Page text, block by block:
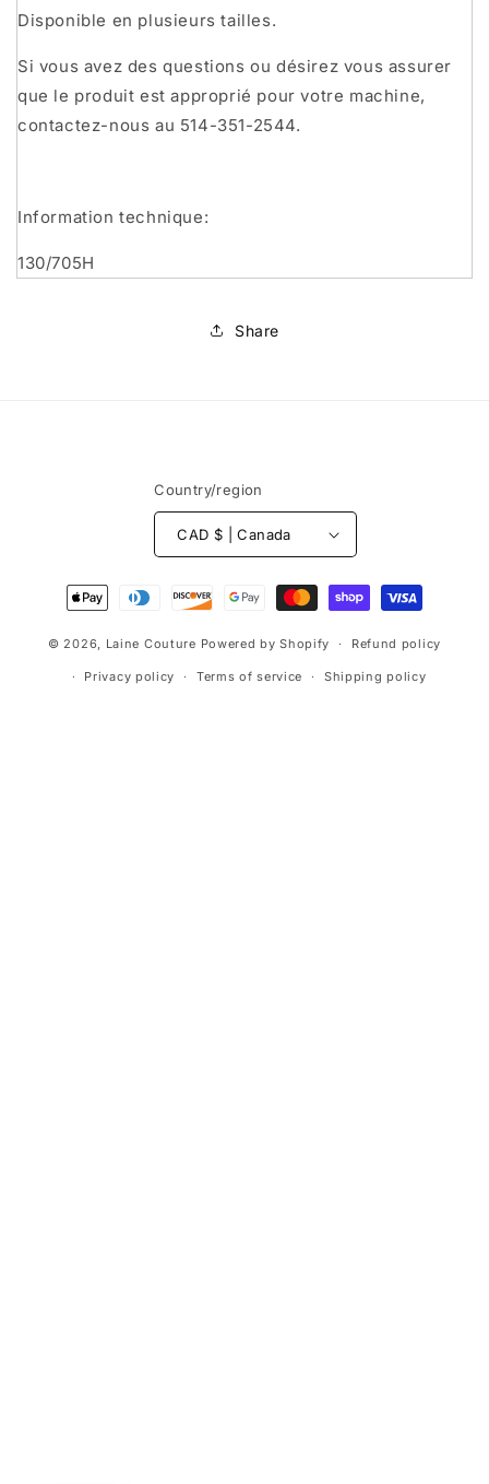
Disponible en plusieurs tailles.
Si vous avez des questions ou désirez vous assurer
que le produit est approprié pour votre machine,
contactez-nous au 514-351-2544.
Information technique:
130/705H
Share
Country/region
CAD $ | Canada
Payment
methods
© 2026, Laine Couture Powered by Shopify Refund policy
Privacy policy Terms of service Shipping policy